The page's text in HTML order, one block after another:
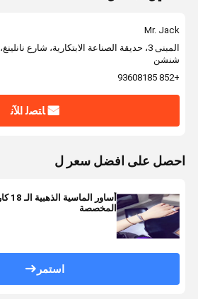
Mr. Jack
المبنى 3، حديقة الصناعة الابتكارية، شارع
شنشن
+852 93608185
ﺎﺘﺼﻟ ﺍﻶﻧ
احصل على افضل سعر ل
المخصصة
استمر